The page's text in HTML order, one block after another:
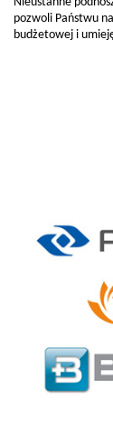
pozwoli Państwu
budżetowej i